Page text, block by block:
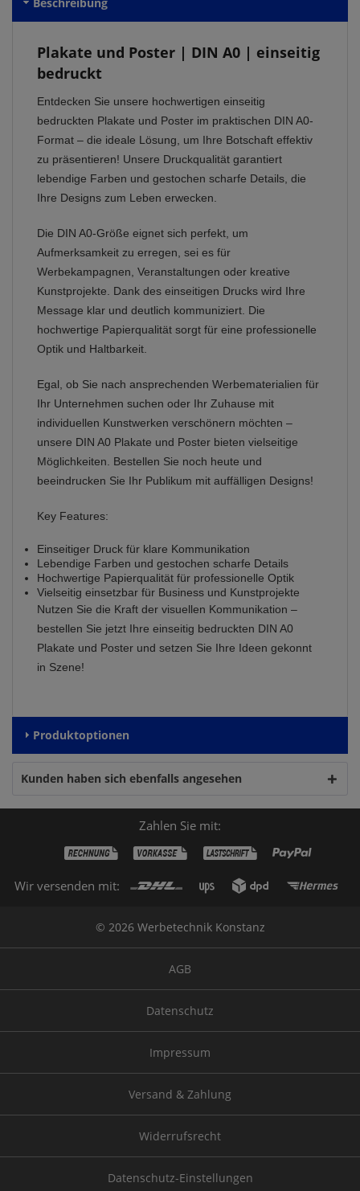
Plakate und Poster | DIN A0 | einseitig
bedruckt
Entdecken Sie unsere hochwertigen einseitig
bedruckten Plakate und Poster im praktischen DIN A0-
Format – die ideale Lösung, um Ihre Botschaft effektiv
zu präsentieren! Unsere Druckqualität garantiert
lebendige Farben und gestochen scharfe Details, die
Ihre Designs zum Leben erwecken.
Die DIN A0-Größe eignet sich perfekt, um
Aufmerksamkeit zu erregen, sei es für
Werbekampagnen, Veranstaltungen oder kreative
Kunstprojekte. Dank des einseitigen Drucks wird Ihre
Message klar und deutlich kommuniziert. Die
hochwertige Papierqualität sorgt für eine professionelle
Optik und Haltbarkeit.
Egal, ob Sie nach ansprechenden Werbematerialien für
Ihr Unternehmen suchen oder Ihr Zuhause mit
individuellen Kunstwerken verschönern möchten –
unsere DIN A0 Plakate und Poster bieten vielseitige
Möglichkeiten. Bestellen Sie noch heute und
beeindrucken Sie Ihr Publikum mit auffälligen Designs!
Key Features:
Einseitiger Druck für klare Kommunikation
Lebendige Farben und gestochen scharfe Details
Hochwertige Papierqualität für professionelle Optik
Vielseitig einsetzbar für Business und Kunstprojekte
Nutzen Sie die Kraft der visuellen Kommunikation –
bestellen Sie jetzt Ihre einseitig bedruckten DIN A0
Plakate und Poster und setzen Sie Ihre Ideen gekonnt
in Szene!
Produktoptionen
Kunden haben sich ebenfalls angesehen
Zahlen Sie mit:
Wir versenden mit:
© 2026 Werbetechnik Konstanz
AGB
Datenschutz
Impressum
Versand & Zahlung
Widerrufsrecht
Datenschutz-Einstellungen